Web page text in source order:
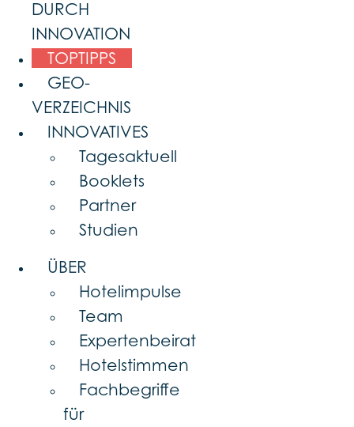
DURCH
INNOVATION
TOPTIPPS
GEO-
VERZEICHNIS
INNOVATIVES
Tagesaktuell
Booklets
Partner
Studien
ÜBER
Hotelimpulse
Team
Expertenbeirat
Hotelstimmen
Fachbegriffe
für